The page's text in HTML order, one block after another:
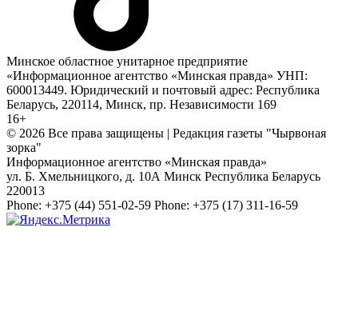
Минское областное унитарное предприятие
«Информационное агентство «Минская правда» УНП:
600013449. Юридический и почтовый адрес: Республика
Беларусь, 220114, Минск, пр. Независимости 169
16+
© 2026 Все права защищены | Редакция газеты "Чырвоная
зорка"
Информационное агентство «Минская правда»
ул. Б. Хмельницкого, д. 10А Минск Республика Беларусь
220013
Phone: +375 (44) 551-02-59 Phone: +375 (17) 311-16-59